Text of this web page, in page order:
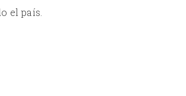
el país.